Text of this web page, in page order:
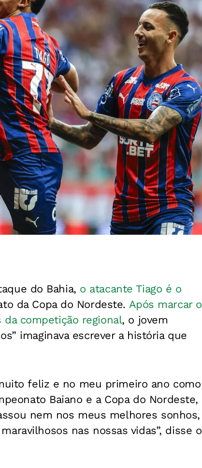
do Bahia, o atacante Tiago é o
da Copa do Nordeste. Após marcar o
competição regional, o jovem
imaginava escrever a história que
feliz e no meu primeiro ano como
Baiano e a Copa do Nordeste,
nem nos meus melhores sonhos,
nas nossas vidas”, disse o